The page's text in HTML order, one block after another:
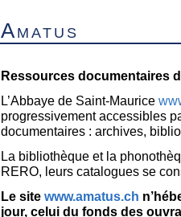
Amatus
Ressources documentaires
L’Abbaye de Saint-Maurice
progressivement accessibles
documentaires : archives,
La bibliothèque et la
RERO, leurs catalogues se
Le site www.amatus.ch
jour, celui du fonds des